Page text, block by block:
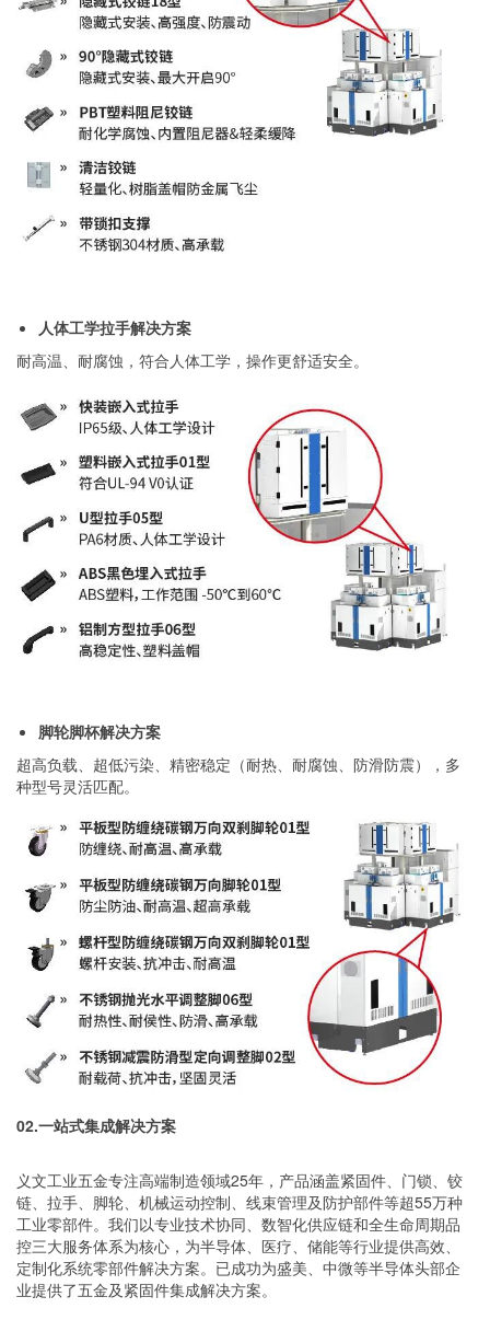
人体工学拉手解决方案
耐高温、耐腐蚀，符合人体工学，操作更舒适安全。
脚轮脚杯解决方案
超高负载、超低污染、精密稳定（耐热、耐腐蚀、防滑防震），多
种型号灵活匹配。
02.一站式集成解决方案
义文工业五金专注高端制造领域25年，产品涵盖紧固件、门锁、铰
链、拉手、脚轮、 机械运动控制、线束管理及防护部件等超55万种
工业零部件。我们以专业技术协同、数智化供应链和全生命周期品
控三大服务体系为核心，为半导体、医疗、储能等行业提供高效、
定制化系统零部件解决方案。已成功为盛美、 中微等半导体头部企
业提供了五金及紧固件集成解决方案。